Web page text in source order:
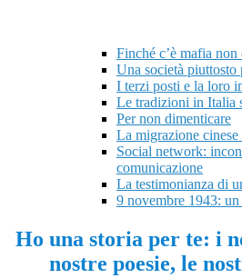
Finché c’è mafia non
Una società piuttosto
I terzi posti e la loro
Le tradizioni in Italia
Per non dimenticare
La migrazione
Social network:
comunicazione
La testimonianza di
9 novembre 1943:
Ho una storia per te: i
nostre poesie, le